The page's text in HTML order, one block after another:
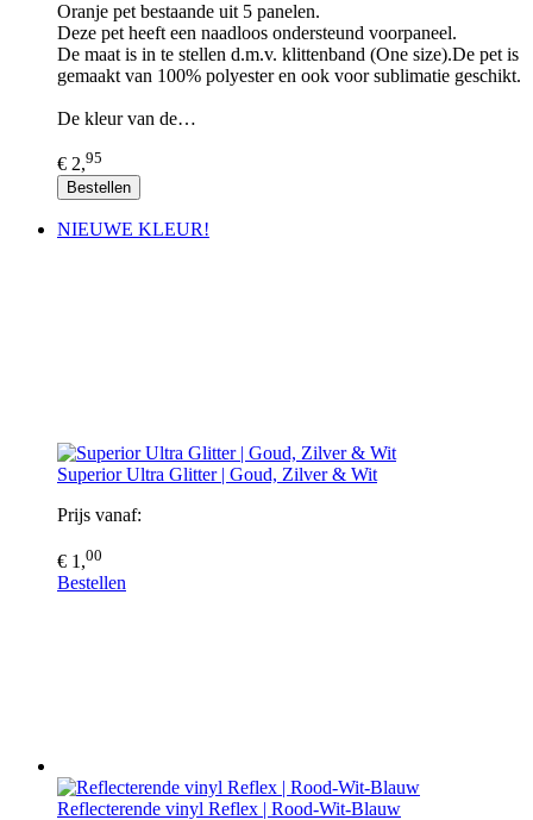
Oranje pet bestaande uit 5 panelen.
Deze pet heeft een naadloos ondersteund voorpaneel.
De maat is in te stellen d.m.v. klittenband (One size).De pet is
gemaakt van 100% polyester en ook voor sublimatie geschikt.
De kleur van de…
€ 2,95
Bestellen
NIEUWE KLEUR!
Superior Ultra Glitter | Goud, Zilver & Wit
Prijs vanaf:
€ 1,00
Bestellen
Reflecterende vinyl Reflex | Rood-Wit-Blauw